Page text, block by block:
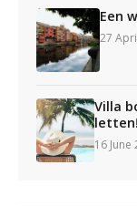
Een
27
Villa
letten!
16 June